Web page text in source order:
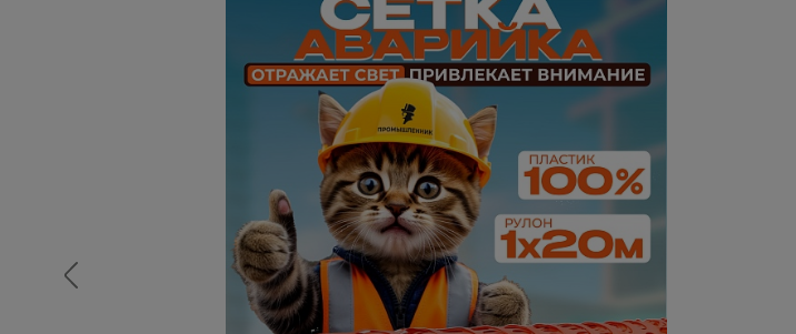
Грузоподъемное оборудование
Мусоропровод строительный
Фанера ламинированная
Вибротехника для строительства
Оборудование для работы с арматурой
Оборудование для бетонных работ
Техника для склада
Тачки строительные и садовые